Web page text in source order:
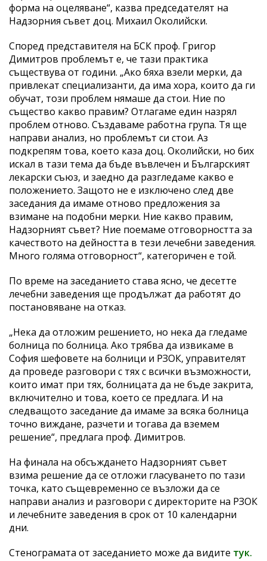
форма на оцеляване“, казва председателят на
Надзорния съвет доц. Михаил Околийски.
Според представителя на БСК проф. Григор
Димитров проблемът е, че тази практика
съществува от години. „Ако бяха взели мерки, да
привлекат специализанти, да има хора, които да ги
обучат, този проблем нямаше да стои. Ние по
същество какво правим? Отлагаме един назрял
проблем отново. Създаваме работна група. Тя ще
направи анализ, но проблемът си стои. Аз
подкрепям това, което каза доц. Околийски, но бих
искал в тази тема да бъде въвлечен и Българският
лекарски съюз, и заедно да разгледаме какво е
положението. Защото не е изключено след две
заседания да имаме отново предложения за
взимане на подобни мерки. Ние какво правим,
Надзорният съвет? Ние поемаме отговорността за
качеството на дейността в тези лечебни заведения.
Много голяма отговорност“, категоричен е той.
По време на заседанието става ясно, че десетте
лечебни заведения ще продължат да работят до
постановяване на отказ.
„Нека да отложим решението, но нека да гледаме
болница по болница. Ако трябва да извикаме в
София шефовете на болници и РЗОК, управителят
да проведе разговори с тях с всички възможности,
които имат при тях, болницата да не бъде закрита,
включително и това, което се предлага. И на
следващото заседание да имаме за всяка болница
точно виждане, разчети и тогава да вземем
решение“, предлага проф. Димитров.
На финала на обсъждането Надзорният съвет
взима решение да се отложи гласуването по тази
точка, като същевременно се възложи да се
направи анализ и разговори с директорите на РЗОК
и лечебните заведения в срок от 10 календарни
дни.
Стенограмата от заседанието може да видите тук.